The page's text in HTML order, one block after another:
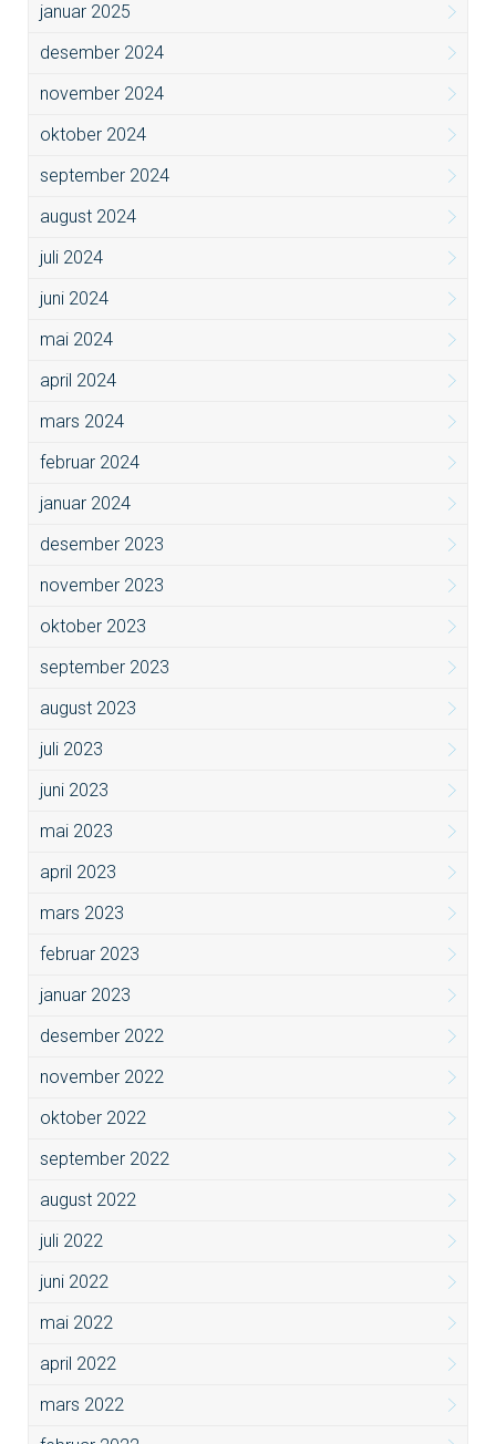
januar 2025
desember 2024
november 2024
oktober 2024
september 2024
august 2024
juli 2024
juni 2024
mai 2024
april 2024
mars 2024
februar 2024
januar 2024
desember 2023
november 2023
oktober 2023
september 2023
august 2023
juli 2023
juni 2023
mai 2023
april 2023
mars 2023
februar 2023
januar 2023
desember 2022
november 2022
oktober 2022
september 2022
august 2022
juli 2022
juni 2022
mai 2022
april 2022
mars 2022